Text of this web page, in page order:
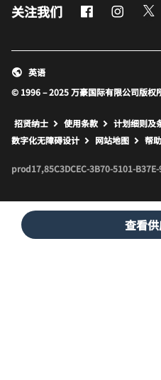
查看
关注我们 Facebook
© 1996 – 2025 万豪国际有限公司版权
英语
招贤纳士 使用条款 计划细则及
数字化无障碍设计
网站地图 打
帮助
prod17,85C3DCEC-3B70-5101-